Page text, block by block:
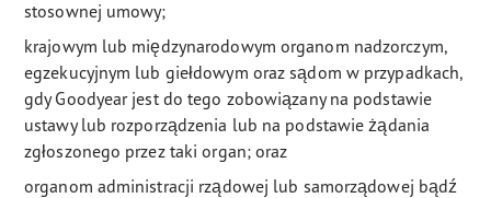
stosownej umowy;
krajowym lub międzynarodowym organom nadzorczym,
egzekucyjnym lub giełdowym oraz sądom w przypadkach,
gdy Goodyear jest do tego zobowiązany na podstawie
ustawy lub rozporządzenia lub na podstawie żądania
zgłoszonego przez taki organ; oraz
organom administracji rządowej lub samorządowej bądź